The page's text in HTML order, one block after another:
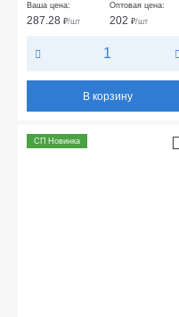
Ваша цена:
287.28 ₽/шт
Оптовая цена:
202₽/шт
В корзину
СП Новинка